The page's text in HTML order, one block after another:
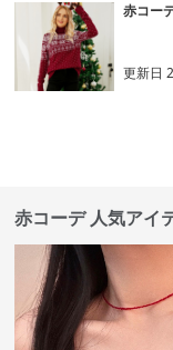
赤コー
更新日
赤コーデ 人気アイ